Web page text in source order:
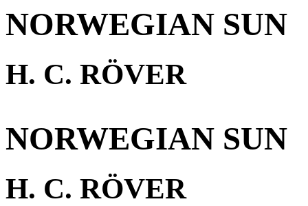
NORWEGIAN SUN
H. C. RÖVER
NORWEGIAN SUN
H. C. RÖVER